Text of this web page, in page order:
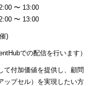
〜 13:00
〜 13:00
)
での配信を行います）
て付加価値を提供し、顧問
ップセル）を実現したい方